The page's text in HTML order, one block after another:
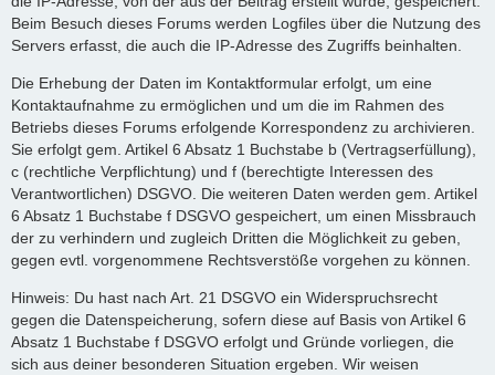
Beim Besuch dieses Forums werden Logfiles über die Nutzung des
Servers erfasst, die auch die IP-Adresse des Zugriffs beinhalten.
Die Erhebung der Daten im Kontaktformular erfolgt, um eine
Kontaktaufnahme zu ermöglichen und um die im Rahmen des
Betriebs dieses Forums erfolgende Korrespondenz zu archivieren.
Sie erfolgt gem. Artikel 6 Absatz 1 Buchstabe b (Vertragserfüllung),
c (rechtliche Verpflichtung) und f (berechtigte Interessen des
Verantwortlichen) DSGVO. Die weiteren Daten werden gem. Artikel
6 Absatz 1 Buchstabe f DSGVO gespeichert, um einen Missbrauch
der zu verhindern und zugleich Dritten die Möglichkeit zu geben,
gegen evtl. vorgenommene Rechtsverstöße vorgehen zu können.
Hinweis: Du hast nach Art. 21 DSGVO ein Widerspruchsrecht
gegen die Datenspeicherung, sofern diese auf Basis von Artikel 6
Absatz 1 Buchstabe f DSGVO erfolgt und Gründe vorliegen, die
sich aus deiner besonderen Situation ergeben. Wir weisen